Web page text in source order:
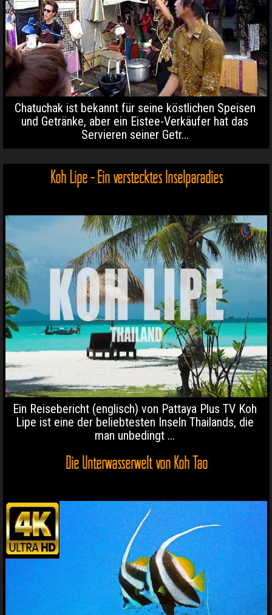
Chatuchak ist bekannt für seine köstlichen Speisen
und Getränke, aber ein Eistee-Verkäufer hat das
Servieren seiner Getr...
Koh Lipe - Ein verstecktes Inselparadies
Ein Reisebericht (englisch) von Pattaya Plus TV Koh
Lipe ist eine der beliebtesten Inseln Thailands, die
man unbedingt ...
Die Unterwasserwelt von Koh Tao